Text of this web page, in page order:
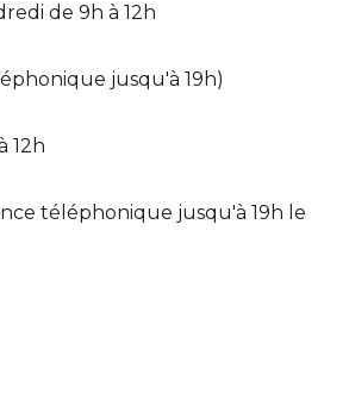
de 9h à 12h
jusqu'à 19h)
12h
téléphonique jusqu'à 19h le